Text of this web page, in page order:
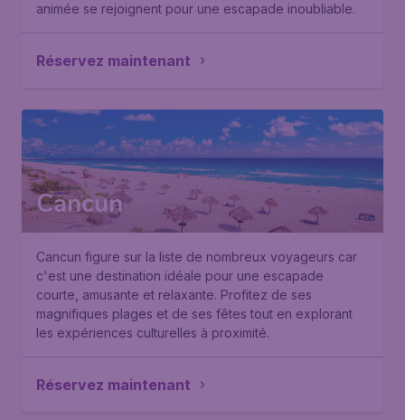
animée se rejoignent pour une escapade inoubliable.
Réservez maintenant
Cancun
Cancun figure sur la liste de nombreux voyageurs car
c'est une destination idéale pour une escapade
courte, amusante et relaxante. Profitez de ses
magnifiques plages et de ses fêtes tout en explorant
les expériences culturelles à proximité.
Réservez maintenant